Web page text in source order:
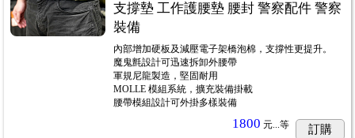
支撐墊 工作護腰墊 腰封 警察配件 警察
裝備
內部增加硬板及減壓電子架橋泡棉，支撐性更提升。
魔鬼氈設計可迅速拆卸外腰帶
軍規尼龍製造，堅固耐用
MOLLE 模組系統，擴充裝備掛載
腰帶模組設計可外掛多樣裝備
1800 元...等 訂購